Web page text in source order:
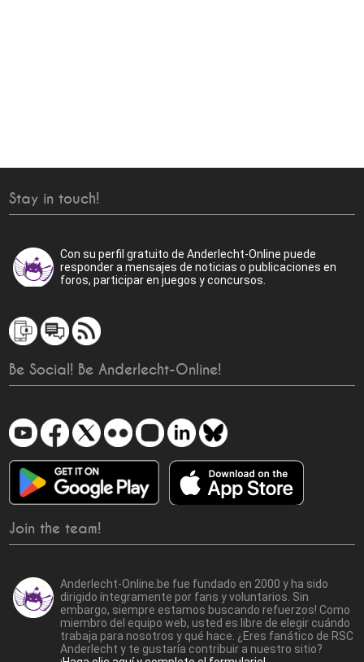
Stay in touch!
Con su perfil gratuito de Anderlecht-Online puede
responder a mensajes de noticias o publicaciones en
foros, participar en juegos y concursos.
Be Social! Be Anderlecht-Online!
Join the team!
Anderlecht-Online.be fue fundado en 2000 y ha sido
dirigido íntegramente por fans y voluntarios. Sin
embargo, siempre estamos buscando refuerzos! Como
miembro del equipo web, usted es libre de elegir cuándo
trabaja para nosotros y qué hace. ¿Eres fanático de RSC
Anderlecht y te gustaría contribuir a nuestro sitio?